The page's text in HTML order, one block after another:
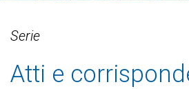
Serie
Atti e